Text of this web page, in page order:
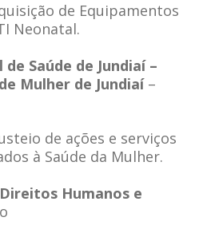
de Equipamentos
Neonatal.
Saúde de Jundiaí –
Mulher de Jundiaí–
de ações e serviços
à Saúde da Mulher.
Humanos e